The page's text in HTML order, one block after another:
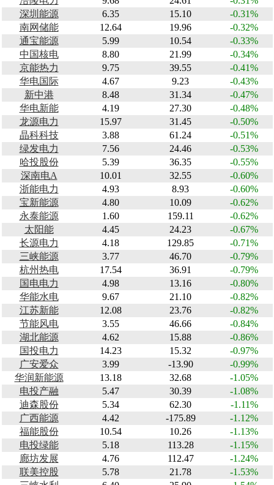
深圳能源
6.35 15.10
-0.31%
南网储能
12.64 19.96
-0.32%
通宝能源
5.99 10.54
-0.33%
中国核电
8.80 21.99
-0.34%
京能热力
9.75 39.55
-0.41%
华电国际
4.67 9.23
-0.43%
新中港
8.48 31.34
-0.47%
华电新能
4.19 27.30
-0.48%
龙源电力
15.97 31.45
-0.50%
晶科科技
3.88 61.24
-0.51%
绿发电力
7.56 24.46
-0.53%
哈投股份
5.39 36.35
-0.55%
深南电A
10.01 32.55
-0.60%
浙能电力
4.93 8.93
-0.60%
宝新能源
4.80 10.09
-0.62%
永泰能源
1.60 159.11
-0.62%
太阳能
4.45 24.23
-0.67%
长源电力
4.18 129.85
-0.71%
三峡能源
3.77 46.70
-0.79%
杭州热电
17.54 36.91
-0.79%
国电电力
4.98 13.16
-0.80%
华能水电
9.67 21.10
-0.82%
江苏新能
12.08 23.76
-0.82%
节能风电
3.55 46.66
-0.84%
湖北能源
4.62 15.88
-0.86%
国投电力
14.23 15.32
-0.97%
广安爱众
3.99 -13.90
-0.99%
华润新能源
13.18 32.68
-1.05%
电投产融
5.47 30.39
-1.08%
迪森股份
5.34 62.30
-1.11%
广西能源
4.42 -175.89
-1.12%
福能股份
10.54 10.26
-1.13%
电投绿能
5.18 113.28
-1.15%
廊坊发展
4.76 112.47
-1.24%
联美控股
5.78 21.78
-1.53%